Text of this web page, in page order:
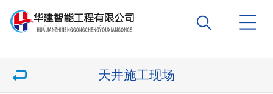
天井施工现场